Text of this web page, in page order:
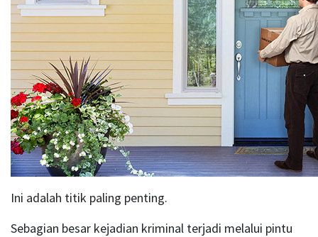
Ini adalah titik paling penting.
Sebagian besar kejadian kriminal terjadi melalui pintu